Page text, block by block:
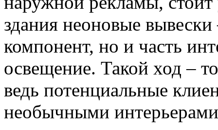
здания неоновые
компонент, но и часть
освещение. Такой ход –
ведь потенциальные
необычными